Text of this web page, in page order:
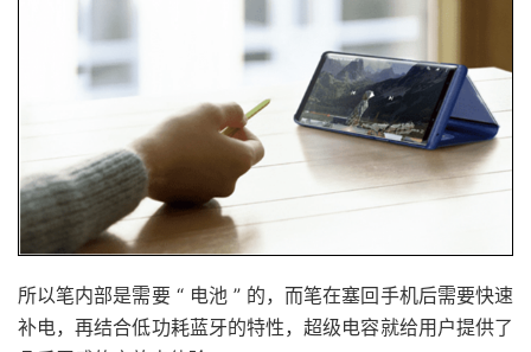
所以笔内部是需要 “ 电池 ” 的，而笔在塞回手机后需要快速
补电，再结合低功耗蓝牙的特性，超级电容就给用户提供了